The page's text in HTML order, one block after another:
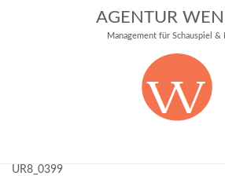
AGENTUR
Management für Schauspiel &
UR8_0399